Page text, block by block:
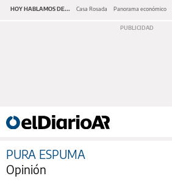
HOY HABLAMOS DE... Casa Rosada Panorama económico
PURA ESPUMA
Opinión